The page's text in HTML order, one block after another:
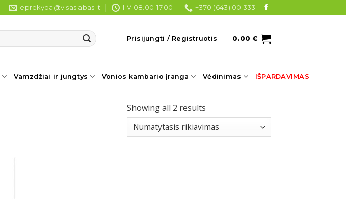
eprekyba@visaslabas.lt I-V 08.00-17.00 +370 (643) 00 333
Prisijungti / Registruotis 0.00€
Vamzdžiai ir jungtys Vonios kambario įranga Vėdinimas IŠPARDAVIMAS
Showing all 2 results